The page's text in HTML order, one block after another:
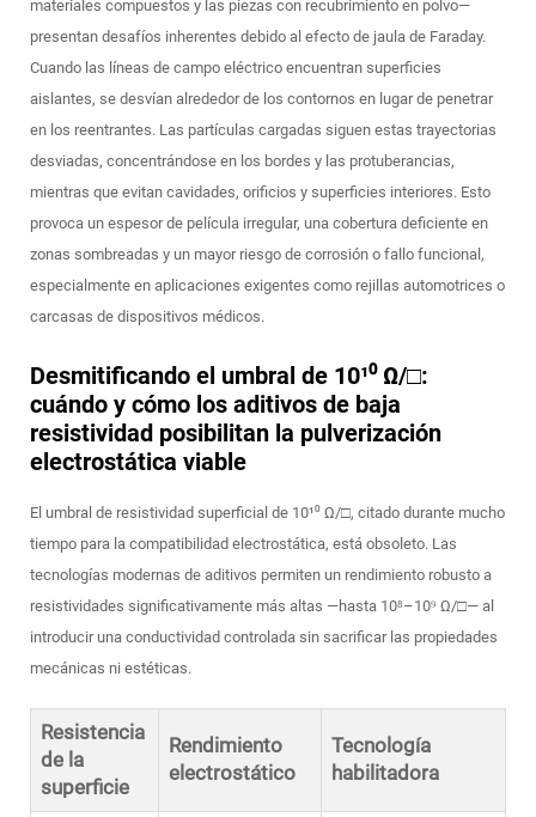
materiales compuestos y las piezas con recubrimiento en polvo—
presentan desafíos inherentes debido al efecto de jaula de Faraday.
Cuando las líneas de campo eléctrico encuentran superficies
aislantes, se desvían alrededor de los contornos en lugar de penetrar
en los reentrantes. Las partículas cargadas siguen estas trayectorias
desviadas, concentrándose en los bordes y las protuberancias,
mientras que evitan cavidades, orificios y superficies interiores. Esto
provoca un espesor de película irregular, una cobertura deficiente en
zonas sombreadas y un mayor riesgo de corrosión o fallo funcional,
especialmente en aplicaciones exigentes como rejillas automotrices o
carcasas de dispositivos médicos.
Desmitificando el umbral de 10¹⁰ Ω/□:
cuándo y cómo los aditivos de baja
resistividad posibilitan la pulverización
electrostática viable
El umbral de resistividad superficial de 10¹⁰ Ω/□, citado durante mucho
tiempo para la compatibilidad electrostática, está obsoleto. Las
tecnologías modernas de aditivos permiten un rendimiento robusto a
resistividades significativamente más altas —hasta 10⁸–10⁹ Ω/□— al
introducir una conductividad controlada sin sacrificar las propiedades
mecánicas ni estéticas.
Resistencia
de la
superficie
Rendimiento
electrostático
Tecnología
habilitadora